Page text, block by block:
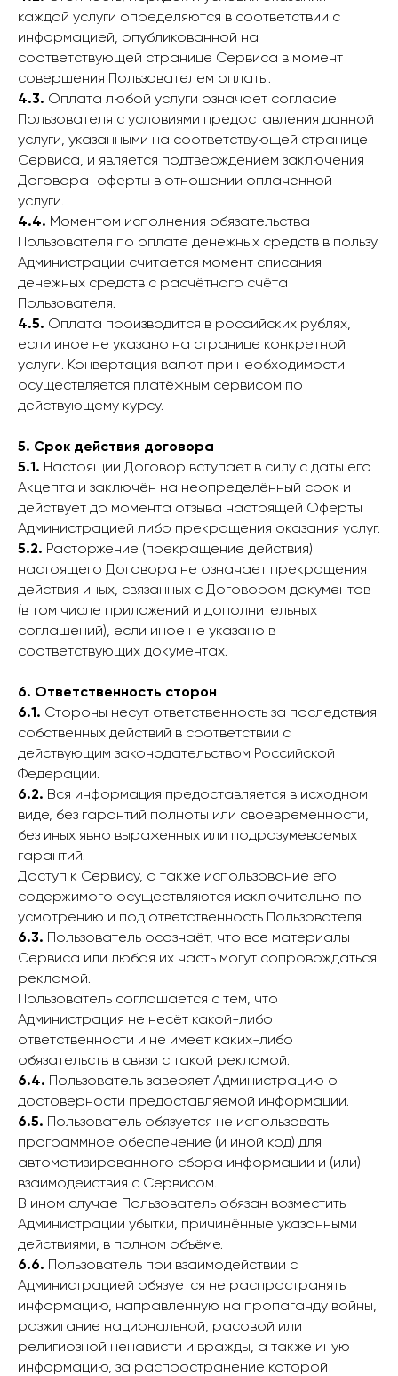
каждой услуги определяются в соответствии с
информацией, опубликованной на
соответствующей странице Сервиса в момент
совершения Пользователем оплаты.
4.3. Оплата любой услуги означает согласие
Пользователя с условиями предоставления данной
услуги, указанными на соответствующей странице
Сервиса, и является подтверждением заключения
Договора-оферты в отношении оплаченной
услуги.
4.4. Моментом исполнения обязательства
Пользователя по оплате денежных средств в пользу
Администрации считается момент списания
денежных средств с расчётного счёта
Пользователя.
4.5. Оплата производится в российских рублях,
если иное не указано на странице конкретной
услуги. Конвертация валют при необходимости
осуществляется платёжным сервисом по
действующему курсу.
5. Срок действия договора
5.1. Настоящий Договор вступает в силу с даты его
Акцепта и заключён на неопределённый срок и
действует до момента отзыва настоящей Оферты
Администрацией либо прекращения оказания услуг.
5.2. Расторжение (прекращение действия)
настоящего Договора не означает прекращения
действия иных, связанных с Договором документов
(в том числе приложений и дополнительных
соглашений), если иное не указано в
соответствующих документах.
6. Ответственность сторон
6.1. Стороны несут ответственность за последствия
собственных действий в соответствии с
действующим законодательством Российской
Федерации.
6.2. Вся информация предоставляется в исходном
виде, без гарантий полноты или своевременности,
без иных явно выраженных или подразумеваемых
гарантий.
Доступ к Сервису, а также использование его
содержимого осуществляются исключительно по
усмотрению и под ответственность Пользователя.
6.3. Пользователь осознаёт, что все материалы
Сервиса или любая их часть могут сопровождаться
рекламой.
Пользователь соглашается с тем, что
Администрация не несёт какой-либо
ответственности и не имеет каких-либо
обязательств в связи с такой рекламой.
6.4. Пользователь заверяет Администрацию о
достоверности предоставляемой информации.
6.5. Пользователь обязуется не использовать
программное обеспечение (и иной код) для
автоматизированного сбора информации и (или)
взаимодействия с Сервисом.
В ином случае Пользователь обязан возместить
Администрации убытки, причинённые указанными
действиями, в полном объёме.
6.6. Пользователь при взаимодействии с
Администрацией обязуется не распространять
информацию, направленную на пропаганду войны,
разжигание национальной, расовой или
религиозной ненависти и вражды, а также иную
информацию, за распространение которой